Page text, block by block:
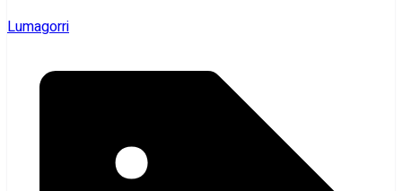
Lumagorri